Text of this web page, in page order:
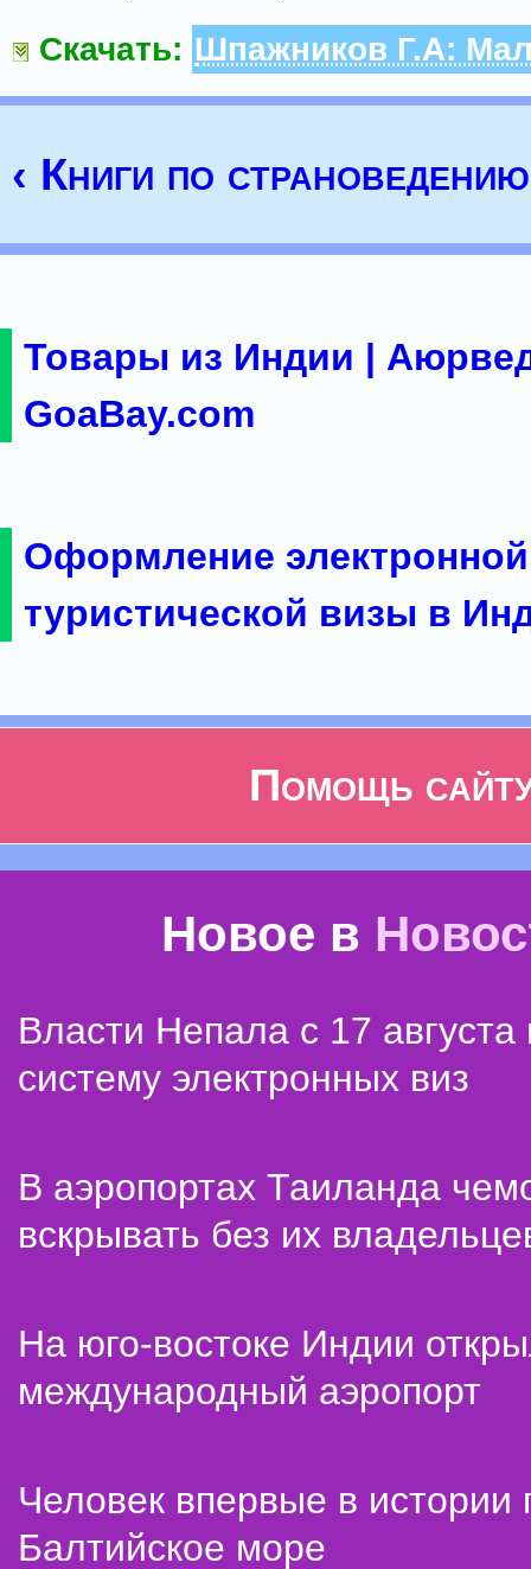
Скачать: Шпажников Г.А:
‹ Книги по страноведению
Товары из Индии |
GoaBay.com
Оформление электронной
туристической визы в
Помощь
Новое в
Власти Непала с 17 августа
систему электронных виз
В аэропортах Таиланда
вскрывать без их
На юго-востоке Индии
международный аэропорт
Человек впервые в истории
Балтийское море